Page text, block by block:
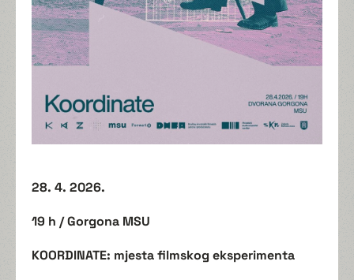
28. 4. 2026.
19 h / Gorgona MSU
KOORDINATE: mjesta filmskog eksperimenta